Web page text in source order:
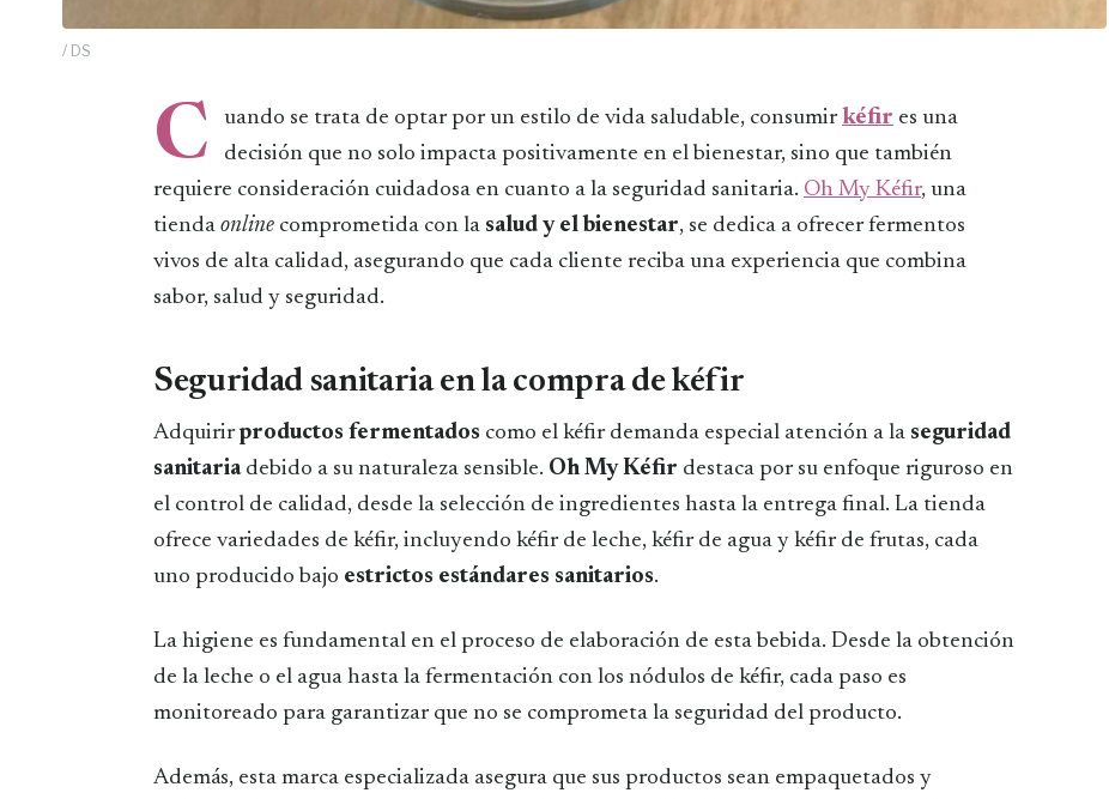
/ DS
C uando se trata de optar por un estilo de vida saludable, consumir kéfir es una
decisión que no solo impacta positivamente en el bienestar, sino que también
requiere consideración cuidadosa en cuanto a la seguridad sanitaria. Oh My Kéfir, una
tienda online comprometida con la salud y el bienestar, se dedica a ofrecer fermentos
vivos de alta calidad, asegurando que cada cliente reciba una experiencia que combina
sabor, salud y seguridad.
Seguridad sanitaria en la compra de kéfir
Adquirirproductos fermentados como el kéfir demanda especial atención a la seguridad
sanitariadebido a su naturaleza sensible. Oh My Kéfir destaca por su enfoque riguroso en
el control de calidad, desde la selección de ingredientes hasta la entrega final. La tienda
ofrece variedades de kéfir, incluyendo kéfir de leche, kéfir de agua y kéfir de frutas, cada
uno producido bajo estrictos estándares sanitarios.
La higiene es fundamental en el proceso de elaboración de esta bebida. Desde la obtención
de la leche o el agua hasta la fermentación con los nódulos de kéfir, cada paso es
monitoreado para garantizar que no se comprometa la seguridad del producto.
Además, esta marca especializada asegura que sus productos sean empaquetados y